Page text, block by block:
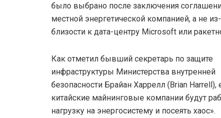
было выбрано после заключения
местной энергетической компанией, а не
близости к дата-центру Microsoft или
Как отметил бывший секретарь по защите
инфраструктуры Министерства внутренней
безопасности Брайан Харрелл (Brian Harrell),
китайские майнинговые компании будут
нагрузку на энергосистему и посеять хаос».